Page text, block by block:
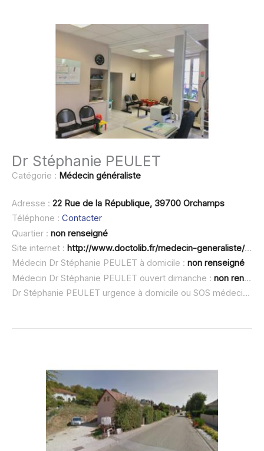
Dr Stéphanie PEULET
Catégorie : Médecin généraliste
Adresse : 22 Rue de la République, 39700 Orchamps
Téléphone : Contacter
Quartier : non renseigné
Site internet : http://www.doctolib.fr/medecin-generaliste/orchamps/stephanie-peulet
Médecin Dr Stéphanie PEULET à domicile : non renseigné
Médecin Dr Stéphanie PEULET ouvert dimanche : non renseigné
Dr Stéphanie PEULET urgence à domicile ou SOS médecin :